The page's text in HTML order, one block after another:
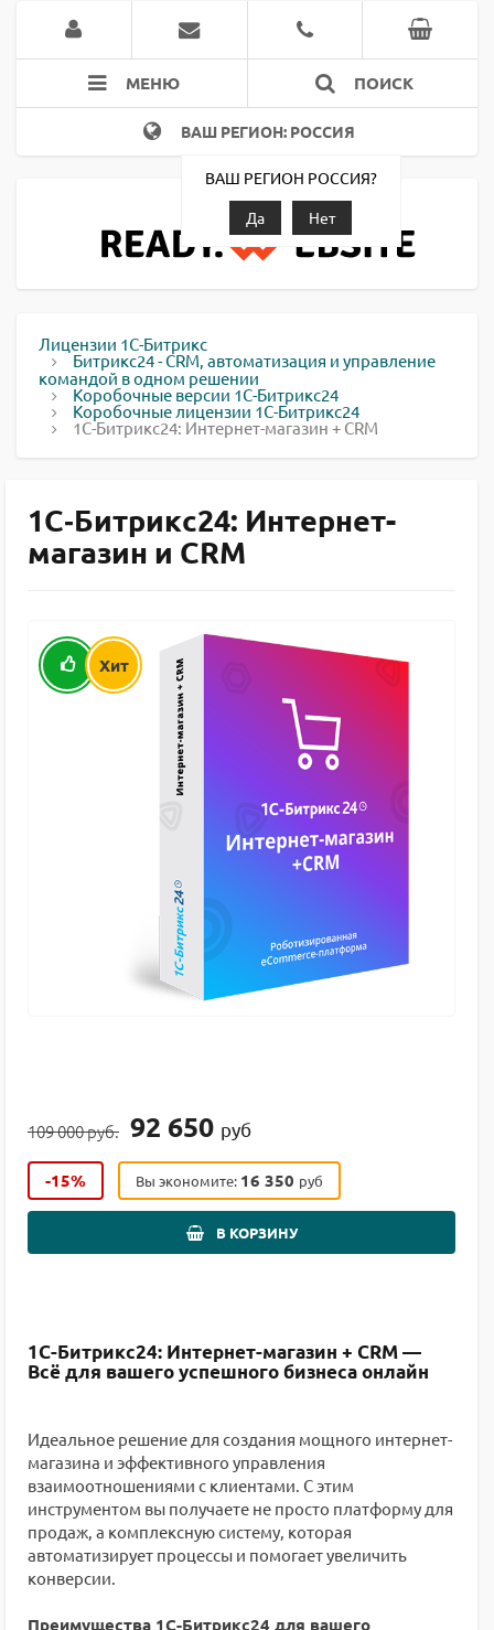
МЕНЮ ПОИСК
ВАШ РЕГИОН: РОССИЯ
ВАШ РЕГИОН РОССИЯ?
Да
Нет
Лицензии 1С-Битрикс
Битрикс24 - CRM, автоматизация и управление
командой в одном решении
Коробочные версии 1С-Битрикс24
Коробочные лицензии 1С-Битрикс24
1С-Битрикс24: Интернет-магазин + CRM
1С‑Битрикс24: Интернет-
магазин и CRM
Хит
109 000 руб. 92 650 руб
-15% Вы экономите: 16 350 руб
В КОРЗИНУ
1С-Битрикс24: Интернет-магазин + CRM —
Всё для вашего успешного бизнеса онлайн
Идеальное решение для создания мощного интернет-
магазина и эффективного управления
взаимоотношениями с клиентами. С этим
инструментом вы получаете не просто платформу для
продаж, а комплексную систему, которая
автоматизирует процессы и помогает увеличить
конверсии.
Преимущества 1С-Битрикс24 для вашего